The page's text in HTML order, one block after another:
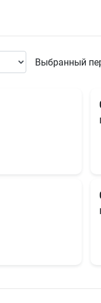
Выбранный